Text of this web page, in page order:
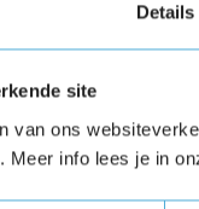
Details
site
van ons
Meer info lees je in